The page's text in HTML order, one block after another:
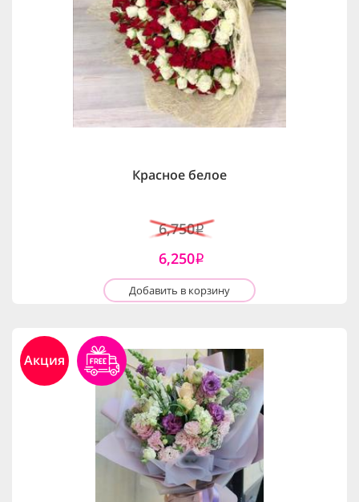
Красное белое
6,750i
6,250i
Добавить в корзину
Акция